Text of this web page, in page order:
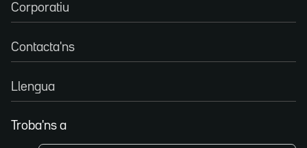
Corporatiu
Contacta'ns
Llengua
Troba'ns a